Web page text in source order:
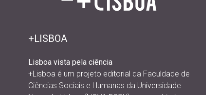
+LISBOA
Lisboa vista pela ciência
+Lisboa é um projeto editorial da Faculdade de
Ciências Sociais e Humanas da Universidade